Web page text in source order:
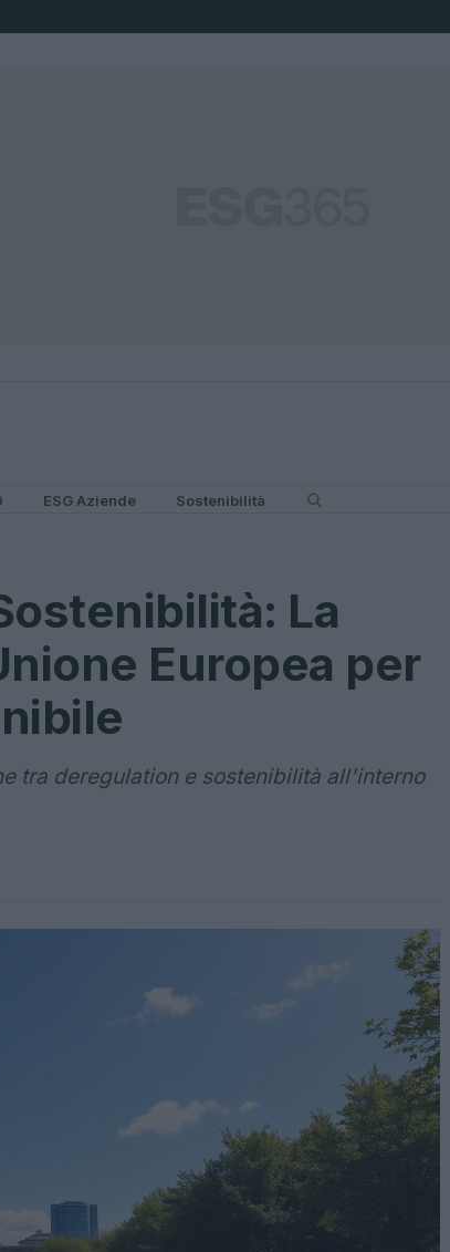
ESG Aziende Sostenibilità
La
Europea per
tra deregulation e sostenibilità all'interno